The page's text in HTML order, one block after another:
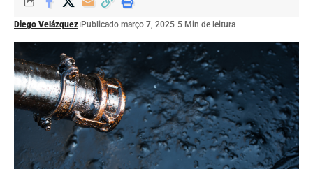
Diego Velázquez Publicado março 7, 2025 5 Min de leitura